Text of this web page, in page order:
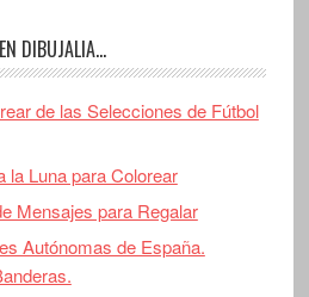
EN DIBUJALIA…
de las Selecciones de Fútbol
la Luna para Colorear
Mensajes para Regalar
Autónomas de España.